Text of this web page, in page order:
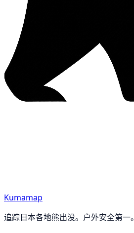
Kumamap
追踪日本各地熊出没。户外安全第一。